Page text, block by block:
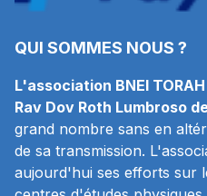
QUI SOMMES NOUS ?
L'association BNEI TORAH
Rav Dov Roth Lumbroso
grand nombre sans en
de sa transmission.
aujourd'hui ses efforts sur